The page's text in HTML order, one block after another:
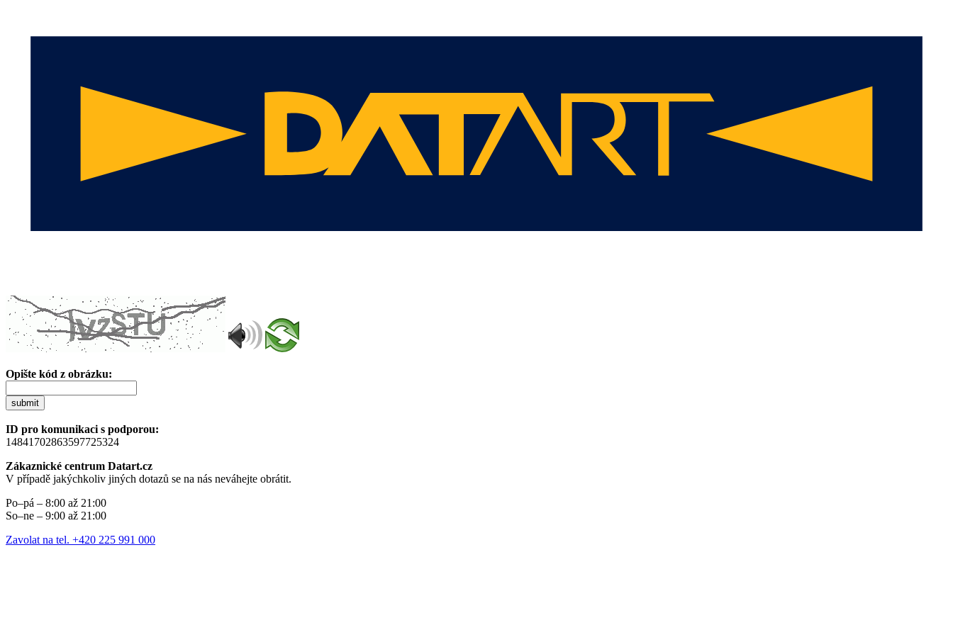
Opište kód z obrázku:
submit
ID pro komunikaci s podporou:
14841702863597725324
Zákaznické centrum Datart.cz
V případě jakýchkoliv jiných dotazů se na nás neváhejte obrátit.
Po–pá – 8:00 až 21:00
So–ne – 9:00 až 21:00
Zavolat na tel. +420 225 991 000